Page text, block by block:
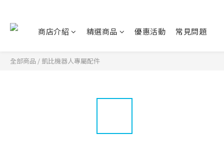
商店介紹 精選商品 優惠活動 常見問題
全部商品 / 凱比機器人專屬配件